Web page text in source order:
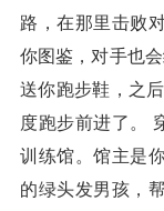
路，在那里击败
你图鉴，对手也
送你跑步鞋，之
度跑步前进了。
训练馆。馆主是
的绿头发男孩，